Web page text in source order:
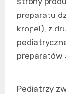
preparatu
kropel), z
preparatów
Pediatrzy